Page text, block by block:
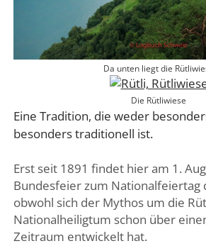
Da unten liegt die
Die Rütliwiese
Eine Tradition, die weder
besonders traditionell ist.
Erst seit 1891 findet hier am 1.
Bundesfeier zum Nationalfeiertag
obwohl sich der Mythos um die
Nationalheiligtum schon über
Zeitraum entwickelt hat.